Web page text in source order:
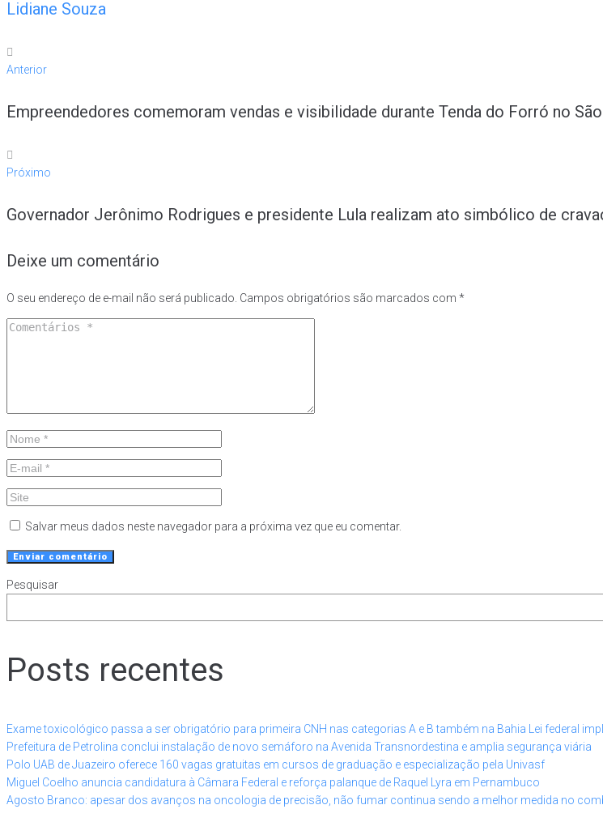
Lidiane Souza
Anterior
Empreendedores comemoram vendas e visibilidade durante Tenda do Forró no
Próximo
Governador Jerônimo Rodrigues e presidente Lula realizam ato simbólico de
Deixe um comentário
O seu endereço de e-mail não será publicado. Campos obrigatórios são marcados com *
Salvar meus dados neste navegador para a próxima vez que eu comentar.
Pesquisar
Posts recentes
Exame toxicológico passa a ser obrigatório para primeira CNH nas categorias A e B também na Bahia Lei federal
Prefeitura de Petrolina conclui instalação de novo semáforo na Avenida Transnordestina e amplia segurança viária
Polo UAB de Juazeiro oferece 160 vagas gratuitas em cursos de graduação e especialização pela Univasf
Miguel Coelho anuncia candidatura à Câmara Federal e reforça palanque de Raquel Lyra em Pernambuco
Agosto Branco: apesar dos avanços na oncologia de precisão, não fumar continua sendo a melhor medida no